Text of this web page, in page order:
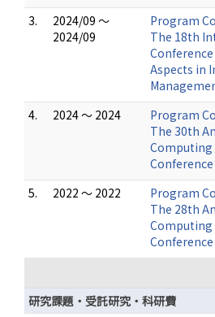
3.
2024/09 ～
2024/09
Program
The 18th
Aspects in
4.
2024 ～ 2024
Program
The 30th
Computing
Conference
5.
2022 ～ 2022
Program
The 28th
Computing
Conference
研究課題・受託研究・科研費